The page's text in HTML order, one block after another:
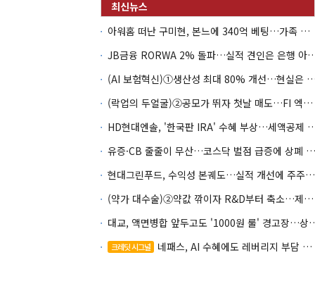
아워홈 떠난 구미현, 본느에 340억 베팅…가족 지배체제 구축
JB금융 RORWA 2% 돌파…실
(AI 보험혁신)①생산성 최대 80%
(락업의 두얼굴)②공모가 뛰자 첫날 매도…FI 엑시트 전략 갈렸다
HD현대엔솔, '한국판 IRA' 수혜
유증·CB 줄줄이 무산…코스닥 벌점 급증에 상폐 압박
현대그린푸드, 수익성 본궤도…실적 개선에 주주환원까지
(약가 대수술)②약값 깎이자 R&D부터 축소…제약업계 비상경영 돌입
대교, 액면병합 앞두고
크레딧 시그널 네패스, AI 수혜에도 레버리지 부담 여전